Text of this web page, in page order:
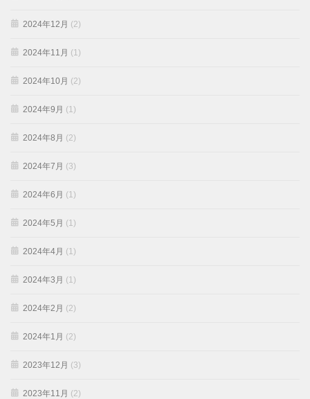
2024年12月 (2)
2024年11月 (1)
2024年10月 (2)
2024年9月 (1)
2024年8月 (2)
2024年7月 (3)
2024年6月 (1)
2024年5月 (1)
2024年4月 (1)
2024年3月 (1)
2024年2月 (2)
2024年1月 (2)
2023年12月 (3)
2023年11月 (2)